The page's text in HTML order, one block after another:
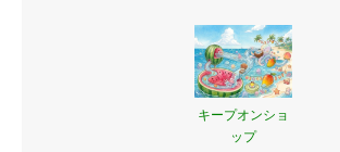
キープオンショ
ップ